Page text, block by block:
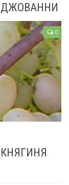
ДЖОВАННИ
0